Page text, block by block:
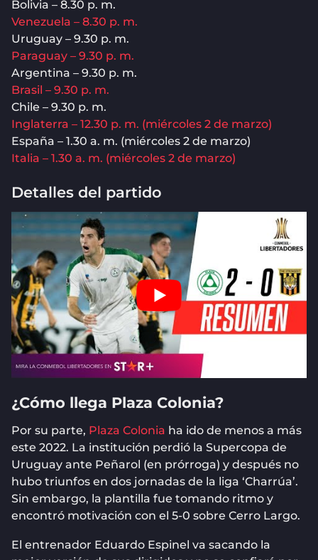
Bolivia – 8.30 p. m.
Venezuela – 8.30 p. m.
Uruguay – 9.30 p. m.
Paraguay – 9.30 p. m.
Argentina – 9.30 p. m.
Brasil – 9.30 p. m.
Chile – 9.30 p. m.
Inglaterra – 12.30 p. m. (miércoles 2 de marzo)
España – 1.30 a. m. (miércoles 2 de marzo)
Italia – 1.30 a. m. (miércoles 2 de marzo)
Detalles del partido
¿Cómo llega Plaza Colonia?
Por su parte, Plaza Colonia ha ido de menos a más
este 2022. La institución perdió la Supercopa de
Uruguay ante Peñarol (en prórroga) y después no
hubo triunfos en dos jornadas de la liga ‘Charrúa’.
Sin embargo, la plantilla fue tomando ritmo y
encontró motivación con el 5-0 sobre Cerro Largo.
El entrenador Eduardo Espinel va sacando la